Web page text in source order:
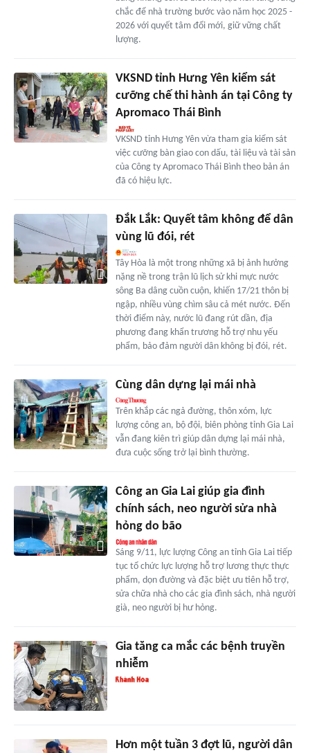
chắc để nhà trường bước vào năm học 2025 -
2026 với quyết tâm đổi mới, giữ vững chất
lượng.
VKSND tỉnh Hưng Yên kiểm sát
cưỡng chế thi hành án tại Công ty
Apromaco Thái Bình
VKSND tỉnh Hưng Yên vừa tham gia kiểm sát
việc cưỡng bàn giao con dấu, tài liệu và tài sản
của Công ty Apromaco Thái Bình theo bản án
đã có hiệu lực.
Đắk Lắk: Quyết tâm không để dân
vùng lũ đói, rét
Tây Hòa là một trong những xã bị ảnh hưởng
nặng nề trong trận lũ lịch sử khi mực nước
sông Ba dâng cuồn cuộn, khiến 17/21 thôn bị
ngập, nhiều vùng chìm sâu cả mét nước. Đến
thời điểm này, nước lũ đang rút dần, địa
phương đang khẩn trương hỗ trợ nhu yếu
phẩm, bảo đảm người dân không bị đói, rét.
Cùng dân dựng lại mái nhà
Trên khắp các ngả đường, thôn xóm, lực
lượng công an, bộ đội, biên phòng tỉnh Gia Lai
vẫn đang kiên trì giúp dân dựng lại mái nhà,
đưa cuộc sống trở lại bình thường.
Công an Gia Lai giúp gia đình
chính sách, neo người sửa nhà
hỏng do bão
Sáng 9/11, lực lượng Công an tỉnh Gia Lai tiếp
tục tổ chức lực lượng hỗ trợ lương thực thực
phẩm, dọn đường và đặc biệt ưu tiên hỗ trợ,
sửa chữa nhà cho các gia đình sách, nhà người
già, neo người bị hư hỏng.
Gia tăng ca mắc các bệnh truyền
nhiễm
Hơn một tuần 3 đợt lũ, người dân